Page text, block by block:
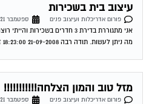
עיצוב בית בשכירות
פורום אדריכלות ועיצוב פנים
ספטמבר 21, 2008
אני מתגוררת בדירת 3 חדרים
מה ניתן לעשות. תודה רבה 21-09-2008 18:23:00 זוהרה קליין שאלה לסינטיה שתי...
מזל טוב והמון הצלחה!!!!!!!!!!!
פורום אדריכלות ועיצוב פנים
ספטמבר 21, 2008